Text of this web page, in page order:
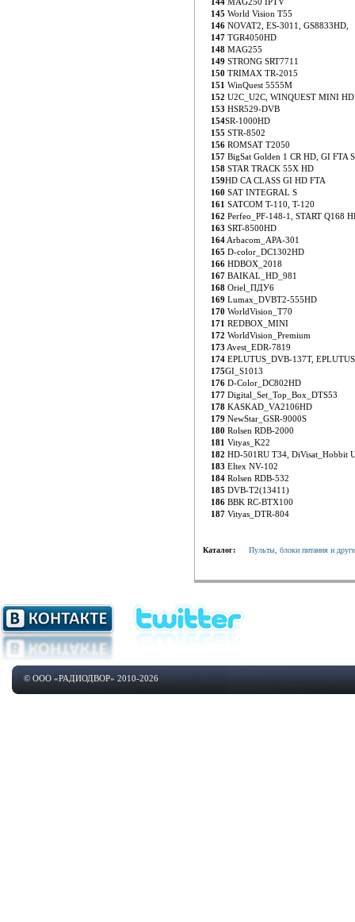
145 World Vision T55
146 NOVAT2, ES-3011, GS8833HD,
147 TGR4050HD
148 MAG255
149 STRONG SRT7711
150 TRIMAX TR-2015
151 WinQuest 5555M
152 U2C_U2C, WINQUEST MINI HD
153 HSR529-DVB
154SR-1000HD
155 STR-8502
156 ROMSAT T2050
157 BigSat Golden 1 CR HD, GI FTA S
158 STAR TRACK 55X HD
159HD CA CLASS GI HD FTA
160 SAT INTEGRAL S
161 SATCOM T-110, T-120
162 Perfeo_PF-148-1, START Q168
163 SRT-8500HD
164 Arbacom_APA-301
165 D-color_DC1302HD
166 HDBOX_2018
167 BAIKAL_HD_981
168 Oriel_ПДУ6
169 Lumax_DVBT2-555HD
170 WorldVision_T70
171 REDBOX_MINI
172 WorldVision_Premium
173 Avest_EDR-7819
174 EPLUTUS_DVB-137T,
175GI_S1013
176 D-Color_DC802HD
177 Digital_Set_Top_Box_DTS53
178 KASKAD_VA2106HD
179 NewStar_GSR-9000S
180 Rolsen RDB-2000
181 Vityas_K22
182 HD-501RU T34, DiVisat_Hobbit
183 Eltex NV-102
184 Rolsen RDB-532
185 DVB-T2(13411)
186 BBK RC-BTX100
187 Vityas_DTR-804
Каталог: Пульты, блоки питания и
© ООО «РАДИОДВОР» 2010-2026